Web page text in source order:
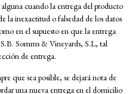
cuando la entrega del producto
la inexactitud o falsedad de los datos
en el supuesto en que la entrega
Somms & Vineyards, S.L, tal
de entrega.
que sea posible, se dejará nota de
una nueva entrega en el domicilio